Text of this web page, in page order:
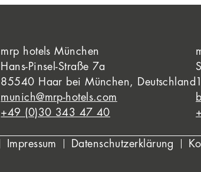
mrp hotels München
Hans-Pinsel-Straße 7a
85540 Haar bei München, Deutschland
munich@mrp-hotels.com
+49 (0)30 343 47 40
Impressum Datenschutzerklärung